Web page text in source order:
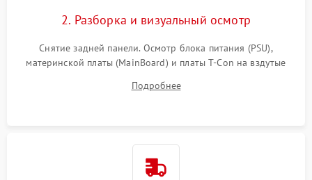
2. Разборка и визуальный осмотр
Снятие задней панели. Осмотр блока питания (PSU),
материнской платы (MainBoard) и платы T-Con на вздутые
Проверка надежности фиксации и целостности шлейфов.
Подробнее